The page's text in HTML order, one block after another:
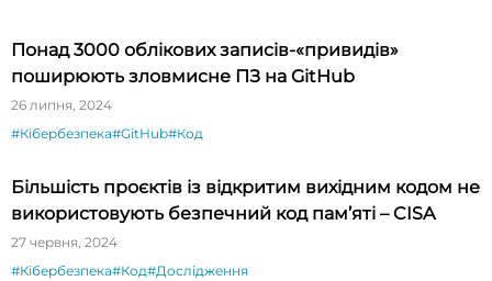
Понад 3000 облікових записів-«привидів»
поширюють зловмисне ПЗ на GitHub
26 липня, 2024
#Кібербезпека#GitHub#Код
Більшість проєктів із відкритим вихідним кодом не
використовують безпечний код пам’яті – CISA
27 червня, 2024
#Кібербезпека#Код#Дослідження